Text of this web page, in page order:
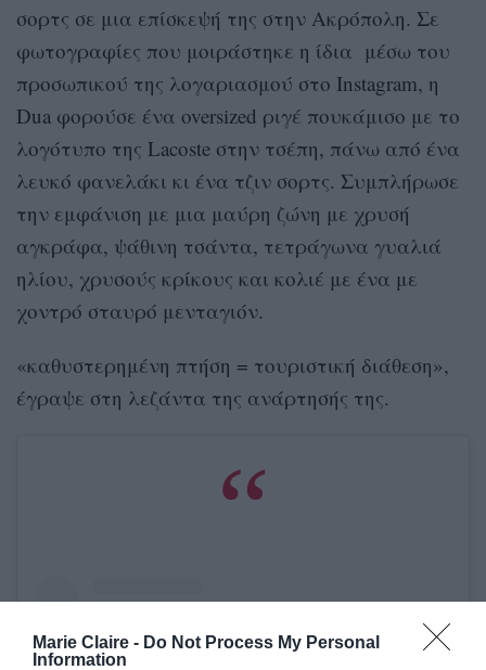
Marie Claire - Do Not Process My Personal
Information
σορτς σε μια επίσκεψή της στην Ακρόπολη. Σε
φωτογραφίες που μοιράστηκε η ίδια μέσω του
προσωπικού της λογαριασμού στο Instagram, η
Dua φορούσε ένα oversized ριγέ πουκάμισο με το
λογότυπο της Lacoste στην τσέπη, πάνω από ένα
λευκό φανελάκι κι ένα τζιν σορτς. Συμπλήρωσε
την εμφάνιση με μια μαύρη ζώνη με χρυσή
αγκράφα, ψάθινη τσάντα, τετράγωνα γυαλιά
ηλίου, χρυσούς κρίκους και κολιέ με ένα με
χοντρό σταυρό μενταγιόν.
«καθυστερημένη πτήση = τουριστική διάθεση»,
έγραψε στη λεζάντα της ανάρτησής της.